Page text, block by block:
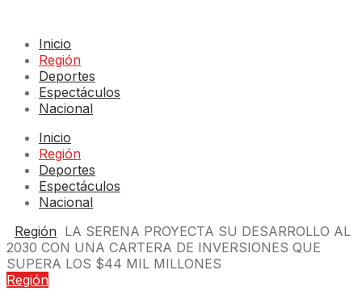
Inicio
Región
Deportes
Espectáculos
Nacional
Inicio
Región
Deportes
Espectáculos
Nacional
Región LA SERENA PROYECTA SU DESARROLLO AL
2030 CON UNA CARTERA DE INVERSIONES QUE
SUPERA LOS $44 MIL MILLONES
Región